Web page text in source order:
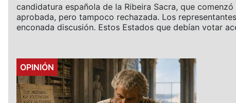
candidatura española de la Ribeira Sacra, que
aprobada, pero tampoco rechazada. Los
enconada discusión. Estos Estados que debían votar
Details
OPINIÓN